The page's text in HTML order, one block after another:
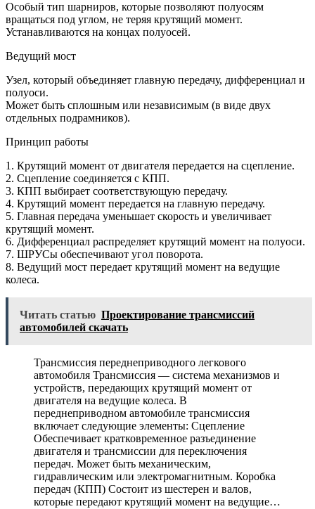
Особый тип шарниров, которые позволяют полуосям
вращаться под углом, не теряя крутящий момент.
Устанавливаются на концах полуосей.
Ведущий мост
Узел, который объединяет главную передачу, дифференциал и
полуоси.
Может быть сплошным или независимым (в виде двух
отдельных подрамников).
Принцип работы
1. Крутящий момент от двигателя передается на сцепление.
2. Сцепление соединяется с КПП.
3. КПП выбирает соответствующую передачу.
4. Крутящий момент передается на главную передачу.
5. Главная передача уменьшает скорость и увеличивает
крутящий момент.
6. Дифференциал распределяет крутящий момент на полуоси.
7. ШРУСы обеспечивают угол поворота.
8. Ведущий мост передает крутящий момент на ведущие
колеса.
Читать статью Проектирование трансмиссий
автомобилей скачать
Трансмиссия переднеприводного легкового
автомобиля Трансмиссия — система механизмов и
устройств, передающих крутящий момент от
двигателя на ведущие колеса. В
переднеприводном автомобиле трансмиссия
включает следующие элементы: Сцепление
Обеспечивает кратковременное разъединение
двигателя и трансмиссии для переключения
передач. Может быть механическим,
гидравлическим или электромагнитным. Коробка
передач (КПП) Состоит из шестерен и валов,
которые передают крутящий момент на ведущие…